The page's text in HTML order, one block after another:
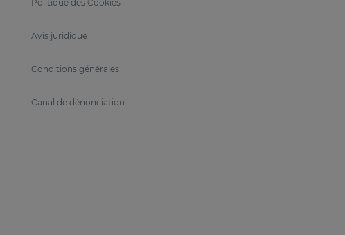
Politique des Cookies
Avis juridique
Conditions générales
Canal de dénonciation